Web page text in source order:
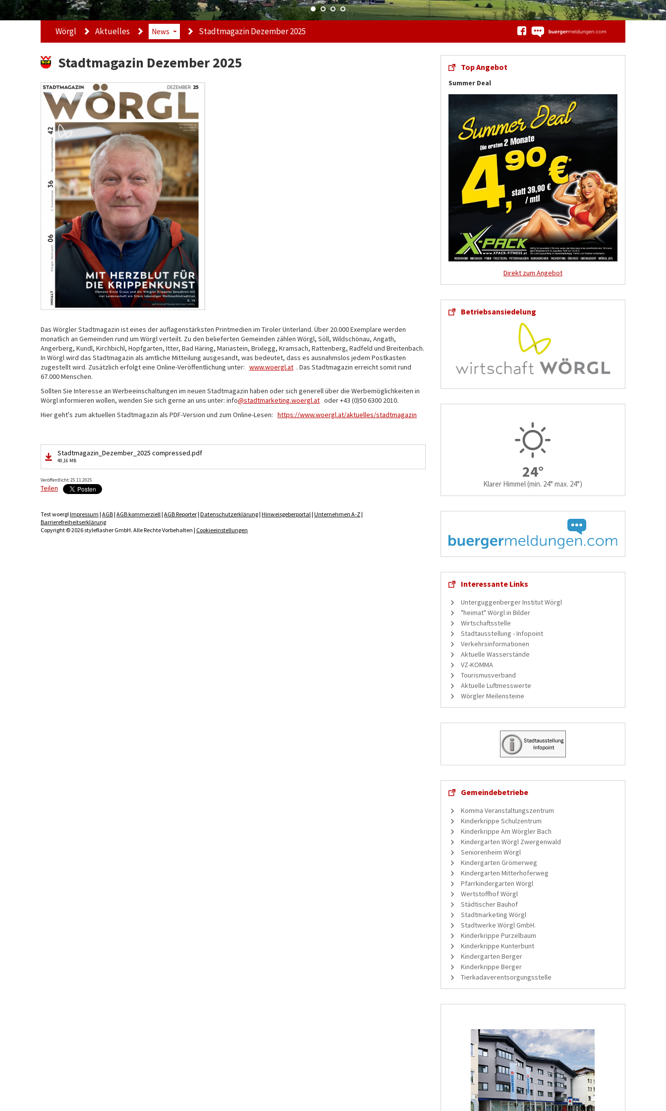
Wörgl Aktuelles News Stadtmagazin Dezember 2025
Stadtmagazin Dezember 2025
Das Wörgler Stadtmagazin ist eines der auflagenstärksten Printmedien im Tiroler Unterland. Über 20.000 Exemplare werden
monatlich an Gemeinden rund um Wörgl verteilt. Zu den belieferten Gemeinden zählen Wörgl, Söll, Wildschönau, Angath,
Angerberg, Kundl, Kirchbichl, Hopfgarten, Itter, Bad Häring, Mariastein, Brixlegg, Kramsach, Rattenberg, Radfeld und Breitenbach.
In Wörgl wird das Stadtmagazin als amtliche Mitteilung ausgesandt, was bedeutet, dass es ausnahmslos jedem Postkasten
zugestellt wird. Zusätzlich erfolgt eine Online-Veröffentlichung unter: www.woergl.at . Das Stadtmagazin erreicht somit rund
67.000 Menschen.
Sollten Sie Interesse an Werbeeinschaltungen im neuen Stadtmagazin haben oder sich generell über die Werbemöglichkeiten in
Wörgl informieren wollen, wenden Sie sich gerne an uns unter: info@stadtmarketing.woergl.at oder +43 (0)50 6300 2010.
Hier geht's zum aktuellen Stadtmagazin als PDF-Version und zum Online-Lesen: https://www.woergl.at/aktuelles/stadtmagazin
Stadtmagazin_Dezember_2025 compressed.pdf
40,16 MB
Veröffentlicht: 25.11.2025
Teilen
Test woerglImpressum | AGB| AGB kommerziell| AGB Reporter| Datenschutzerklärung| Hinweisgeberportal| Unternehmen A-Z|
Barrierefreiheitserklärung
Copyright © 2026 styleflasher GmbH. Alle Rechte Vorbehalten | Cookieeinstellungen
Top Angebot
Summer Deal
Direkt zum Angebot
Betriebsansiedelung
24°
Klarer Himmel(min. 24° max. 24°)
Interessante Links
Unterguggenberger Institut Wörgl
"heimat" Wörgl in Bilder
Wirtschaftsstelle
Stadtausstellung - Infopoint
Verkehrsinformationen
Aktuelle Wasserstände
VZ-KOMMA
Tourismusverband
Aktuelle Luftmesswerte
Wörgler Meilensteine
Gemeindebetriebe
Komma Veranstaltungszentrum
Kinderkrippe Schulzentrum
Kinderkrippe Am Wörgler Bach
Kindergarten Wörgl Zwergenwald
Seniorenheim Wörgl
Kindergarten Grömerweg
Kindergarten Mitterhoferweg
Pfarrkindergarten Wörgl
Wertstoffhof Wörgl
Städtischer Bauhof
Stadtmarketing Wörgl
Stadtwerke Wörgl GmbH.
Kinderkrippe Purzelbaum
Kinderkrippe Kunterbunt
Kindergarten Berger
Kinderkrippe Berger
Tierkadaverentsorgungsstelle